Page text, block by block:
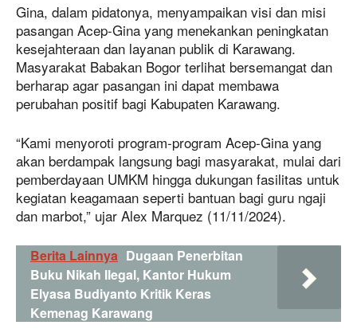
Gina, dalam pidatonya, menyampaikan visi dan misi
pasangan Acep-Gina yang menekankan peningkatan
kesejahteraan dan layanan publik di Karawang.
Masyarakat Babakan Bogor terlihat bersemangat dan
berharap agar pasangan ini dapat membawa
perubahan positif bagi Kabupaten Karawang.
“Kami menyoroti program-program Acep-Gina yang
akan berdampak langsung bagi masyarakat, mulai dari
pemberdayaan UMKM hingga dukungan fasilitas untuk
kegiatan keagamaan seperti bantuan bagi guru ngaji
dan marbot,” ujar Alex Marquez (11/11/2024).
Berita Lainnya Dugaan Penerbitan
Buku Nikah Ilegal, Kantor Hukum
Elyasa Budiyanto Kritik Keras
Kemenag Karawang